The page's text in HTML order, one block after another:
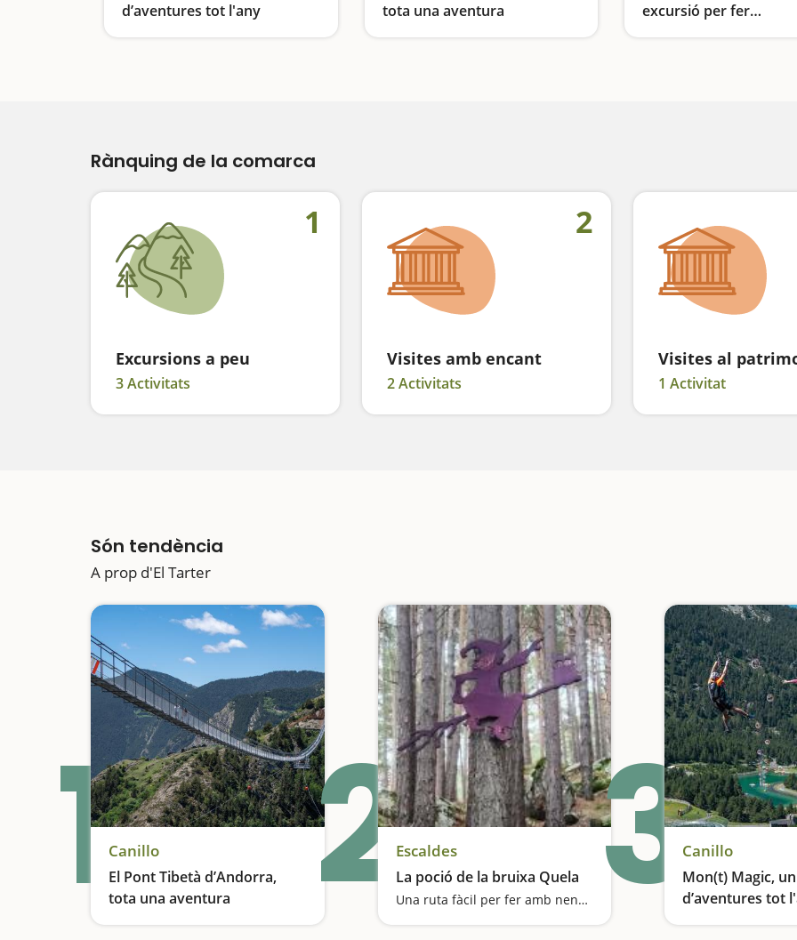
d’aventures tot l'any
Activitats emocionants per a famílies durant tot l’any
tota una aventura
És el més llarg d’Europa i segon més llarg del món
excursió per fer
Rànquing de la comarca
1
Excursions a peu
3 Activitats
2
Visites amb encant
2 Activitats
Visites al
1 Activitat
Són tendència
A prop d'El Tarter
1Canillo
El Pont Tibetà d’Andorra,
tota una aventura
És el més llarg d’Europa i segon més llarg del món 2Escaldes
La poció de la bruixa Quela
Una ruta fàcil per fer amb nens i descobrir un bosc embruixat 3Canillo
Mon(t) Magic,
d’aventures tot